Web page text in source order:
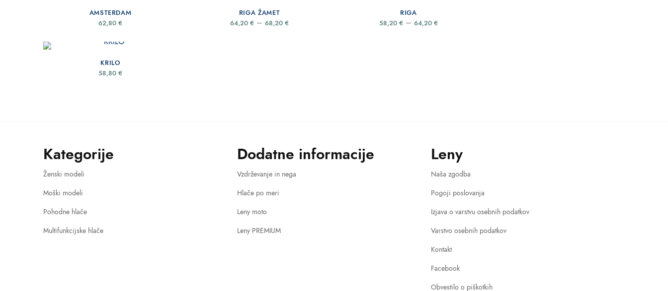
AMSTERDAM
62,80 €
RIGA ŽAMET
64,20 € – 68,20 €
RIGA
58,20 € – 64,20 €
KRILO
58,80 €
Kategorije
Ženski modeli
Moški modeli
Pohodne hlače
Multifunkcijske hlače
Dodatne informacije
Vzdrževanje in nega
Hlače po meri
Leny moto
Leny PREMIUM
Leny
Naša zgodba
Pogoji poslovanja
Izjava o varstvu osebnih podatkov
Varstvo osebnih podatkov
Kontakt
Facebook
Obvestilo o piškotkih